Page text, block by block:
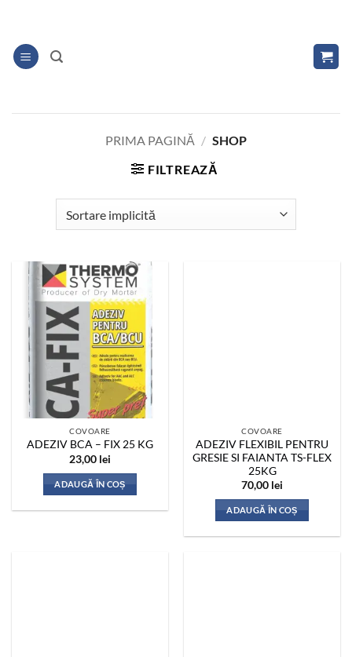
content
PRIMA PAGINĂ / SHOP
FILTREAZĂ
COVOARE
ADEZIV BCA – FIX 25 KG
23,00 lei
ADAUGĂ ÎN COȘ
COVOARE
ADEZIV FLEXIBIL PENTRU
GRESIE SI FAIANTA TS-FLEX
25KG
70,00 lei
ADAUGĂ ÎN COȘ